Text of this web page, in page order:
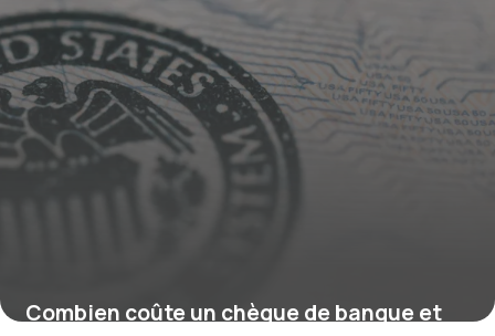
Combien coûte un chèque de banque et